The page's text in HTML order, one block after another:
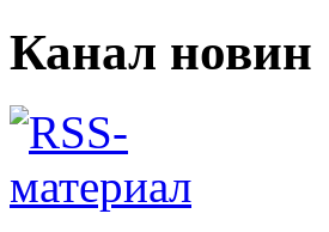
Канал новин